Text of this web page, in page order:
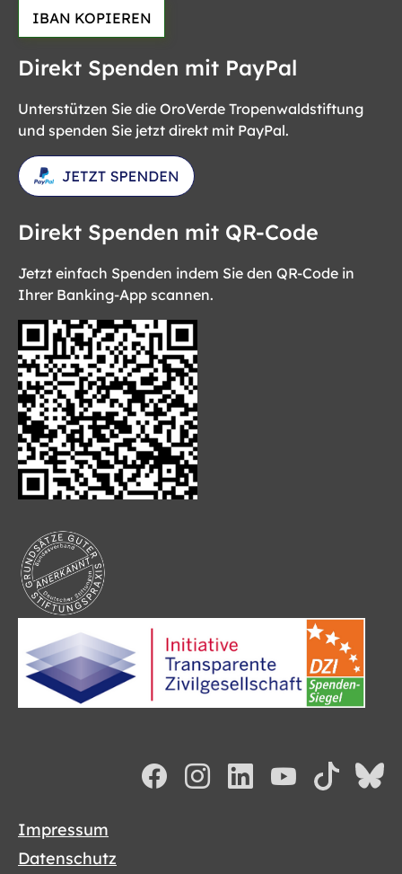
IBAN KOPIEREN
Direkt Spenden mit PayPal
Unterstützen Sie die OroVerde Tropenwaldstiftung
und spenden Sie jetzt direkt mit PayPal.
Direkt Spenden mit QR-Code
Jetzt einfach Spenden indem Sie den QR-Code in
Ihrer Banking-App scannen.
Impressum
Datenschutz